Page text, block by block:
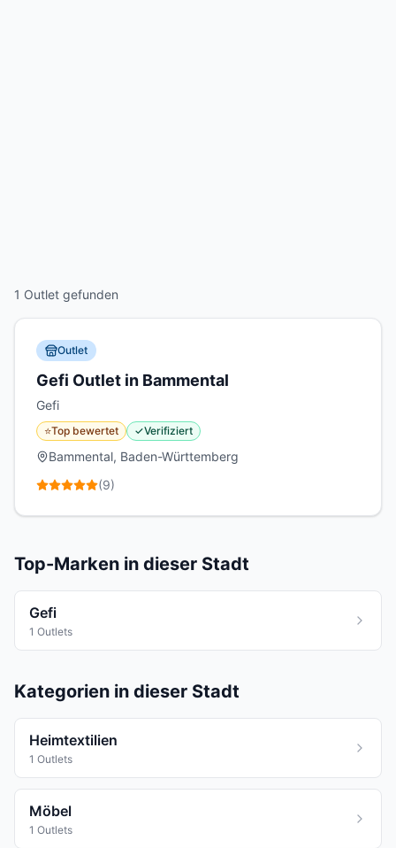
1 Outlet gefunden
Outlet
Gefi Outlet in Bammental
Gefi
⭐Top bewertet ✓Verifiziert
Bammental, Baden-Württemberg
(9)
Top-Marken in dieser Stadt
Gefi
1 Outlets
Kategorien in dieser Stadt
Heimtextilien
1 Outlets
Möbel
1 Outlets